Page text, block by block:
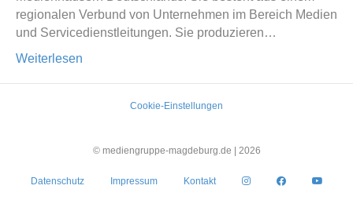
regionalen Verbund von Unternehmen im Bereich Medien
und Servicedienstleitungen. Sie produzieren…
Weiterlesen
Cookie-Einstellungen
© mediengruppe-magdeburg.de | 2026
Datenschutz Impressum Kontakt